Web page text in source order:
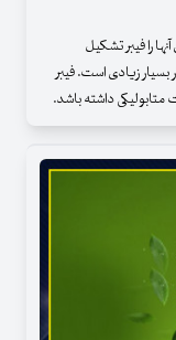
و حدود ۷ درصد از وزن آنها را فیبر تشکیل
بسیار زیادی است. فیبر
داشته باشد.